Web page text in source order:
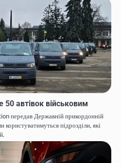
автівок військовим
передав Державній прикордонній
підрозділи, які